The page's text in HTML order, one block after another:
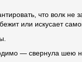
что волк
или искусает
— свернула шею